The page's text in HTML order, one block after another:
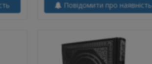
Повідомити про наявність